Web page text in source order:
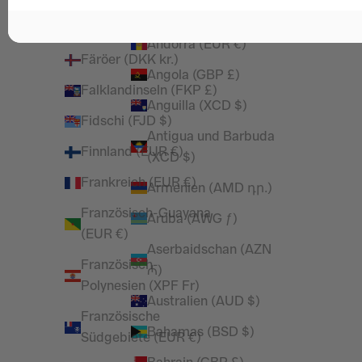
Färöer (DKK kr.)
Falklandinseln (FKP £)
Fidschi (FJD $)
Finnland (EUR €)
Frankreich (EUR €)
Französisch-Guayana
(EUR €)
Französisch-
Polynesien (XPF Fr)
Französische
Südgebiete (EUR €)
Andorra (EUR €)
Angola (GBP £)
Anguilla (XCD $)
Antigua und Barbuda
(XCD $)
Armenien (AMD դր.)
Aruba (AWG ƒ)
Aserbaidschan (AZN
₼)
Australien (AUD $)
Bahamas (BSD $)